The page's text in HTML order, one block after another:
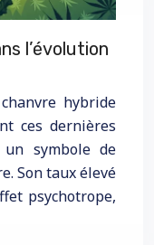
l’évolution
hybride
ces dernières
un symbole de
Son taux élevé
psychotrope,